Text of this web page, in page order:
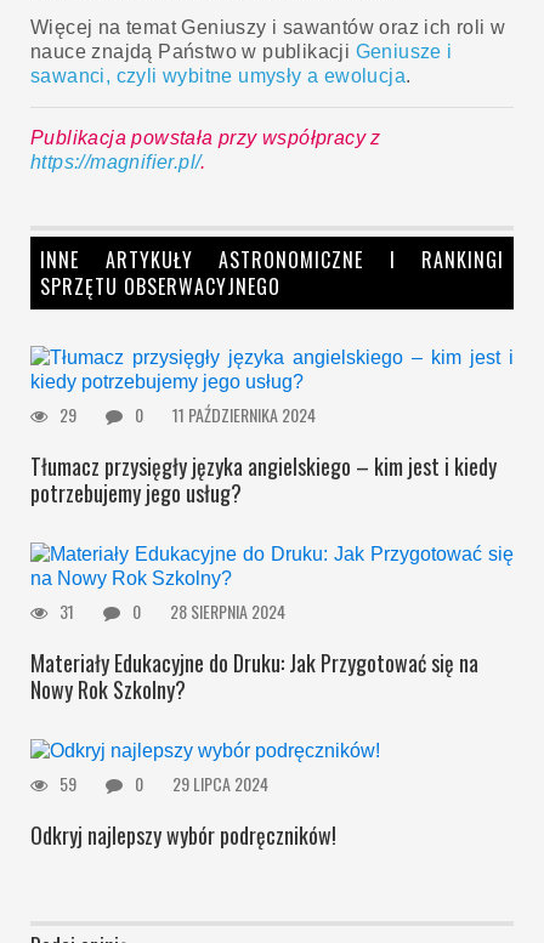
Więcej na temat Geniuszy i sawantów oraz ich roli w
nauce znajdą Państwo w publikacji Geniusze i
sawanci, czyli wybitne umysły a ewolucja.
Publikacja powstała przy współpracy z
https://magnifier.pl/.
INNE ARTYKUŁY ASTRONOMICZNE I RANKINGI
SPRZĘTU OBSERWACYJNEGO
29 0 11 PAŹDZIERNIKA 2024
Tłumacz przysięgły języka angielskiego – kim jest i kiedy
potrzebujemy jego usług?
31 0 28 SIERPNIA 2024
Materiały Edukacyjne do Druku: Jak Przygotować się na
Nowy Rok Szkolny?
59 0 29 LIPCA 2024
Odkryj najlepszy wybór podręczników!